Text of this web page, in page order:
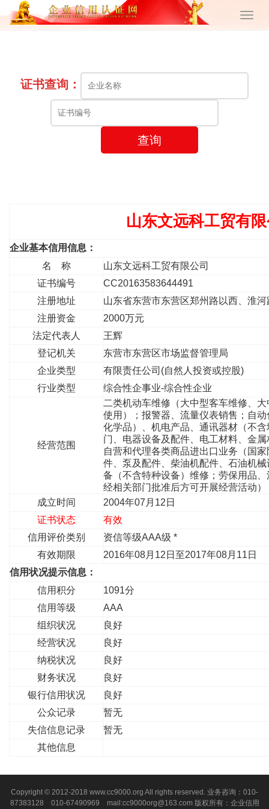
证书查询：
查询
山东文远科工贸有
企业基本信用信息：
名 称
山东文远科工贸有限公司
证书编号
CC20163583644491
注册地址
山东省东营市东营区郑州路以西、淮
注册资金
2000万元
法定代表人
王辉
登记机关
东营市东营区市场监督管理局
企业类型
有限责任公司(自然人投资或控股)
行业类型
综合性企事业-综合性企业
经营范围
二类机动车维修（大中型客车维修、
使用）；报警器、流量仪表销售；自
化学品）、机电产品、通讯器材（不
门、电器设备及配件、电工材料、金
自营和代理各类商品进出口业务（国
件、泵及配件、柴油机配件、石油机
备（不含特种设备）维修；劳保用品
经相关部门批准后方可开展经营活动）
成立时间
2004年07月12日
证书状态
有效
信用评价类别
资信等级AAA级 *
有效期限
2016年08月12日至2017年08月11日
信用状况提示信息：
信用积分
1091分
信用等级
AAA
组织状况
良好
经营状况
良好
纳税状况
良好
财务状况
良好
银行信用状况
良好
公众记录
暂无
失信信息记录
暂无
其他信息
Copyright © 2012-2018 www.cc9000.org All rights reserved. 业务咨询：010-
87383128 010-67490969 mail:cc9000org@163.com 版权所有：企业信用